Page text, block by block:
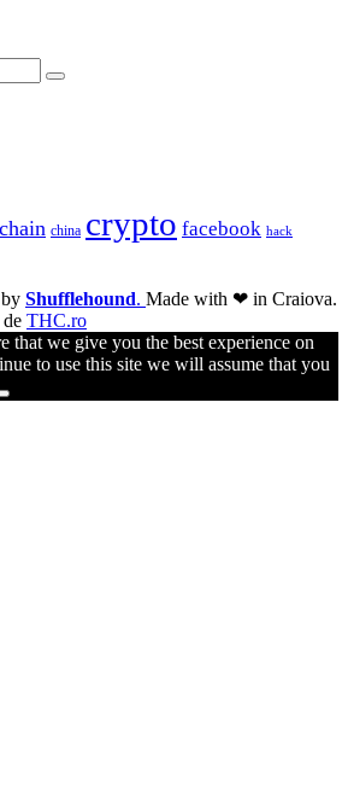
china crypto facebook hack
Shufflehound. Made with ❤ in Craiova.
THC.ro
that we give you the best experience on
to use this site we will assume that you